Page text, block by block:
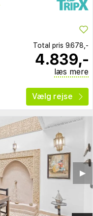
Total pris 9.678,-
4.839,-
læs mere
Vælg rejse
▶︎